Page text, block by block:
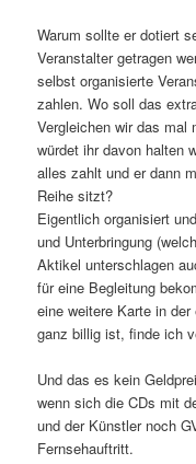
Warum sollte er dotiert
Veranstalter getragen
selbst organisierte
zahlen. Wo soll das
Vergleichen wir das mal
würdet ihr davon halten
alles zahlt und er dann
Reihe sitzt?
Eigentlich organisiert
und Unterbringung
Aktikel unterschlagen
für eine Begleitung
eine weitere Karte in
ganz billig ist, finde ich
Und das es kein
wenn sich die CDs mit
und der Künstler noch
Fernsehauftritt.